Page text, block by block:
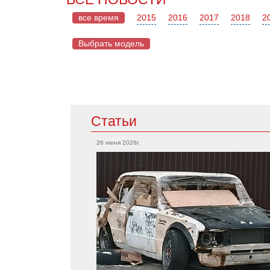
все время 2015 2016 2017 2018
Выбрать модель
Acura
Cadillac
CX-5
MX-5
Mazda 6
Mercedes
CLA-Класс
Статьи
26 июня 2026г.